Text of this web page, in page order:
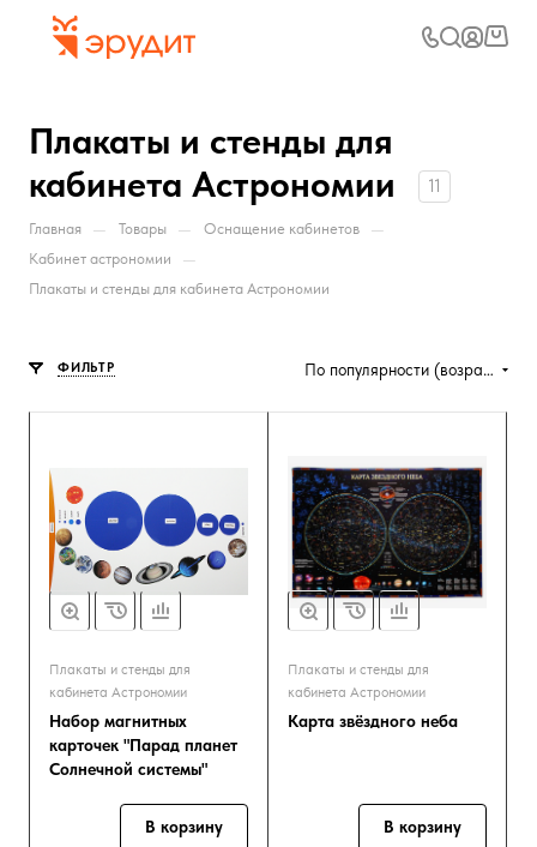
Плакаты и стенды для
кабинета Астрономии
11
Главная — Товары — Оснащение кабинетов —
Кабинет астрономии —
Плакаты и стенды для кабинета Астрономии
ФИЛЬТР По популярности (возрастание)
Плакаты и стенды для
кабинета Астрономии
Набор магнитных
карточек "Парад планет
Солнечной системы"
В корзину
Плакаты и стенды для
кабинета Астрономии
Карта звёздного неба
В корзину